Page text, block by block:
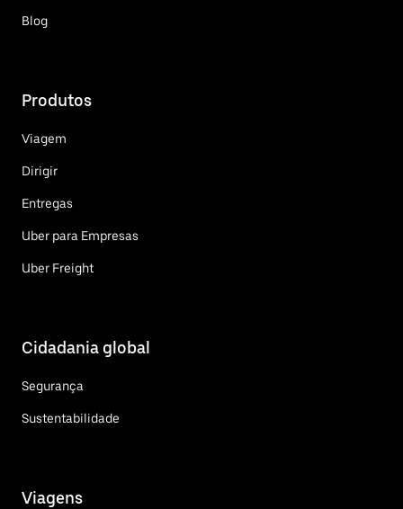
Blog
Produtos
Viagem
Dirigir
Entregas
Uber para Empresas
Uber Freight
Cidadania global
Segurança
Sustentabilidade
Viagens